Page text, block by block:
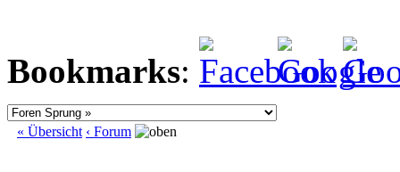
Bookmarks:
« Übersicht ‹ Forum